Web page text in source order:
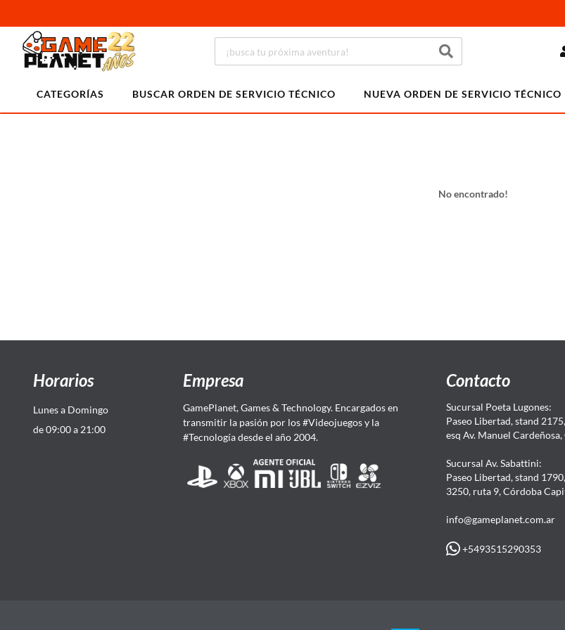
CATEGORÍAS BUSCAR ORDEN DE SERVICIO TÉCNICO NUEVA ORDEN DE SERVICIO TÉCNICO
No encontrado!
Horarios
Lunes a Domingo
de 09:00 a 21:00
Empresa
GamePlanet, Games & Technology. Encargados en
transmitir la pasión por los #Videojuegos y la
#Tecnología desde el año 2004.
Contacto
Sucursal Poeta Lugones:
Paseo Libertad, stand
esq Av. Manuel
Sucursal Av. Sabattini:
Paseo Libertad, stand
3250, ruta 9, Córdoba
info@gameplanet.com.ar
+5493515290353